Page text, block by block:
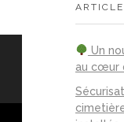
Un
au cœur